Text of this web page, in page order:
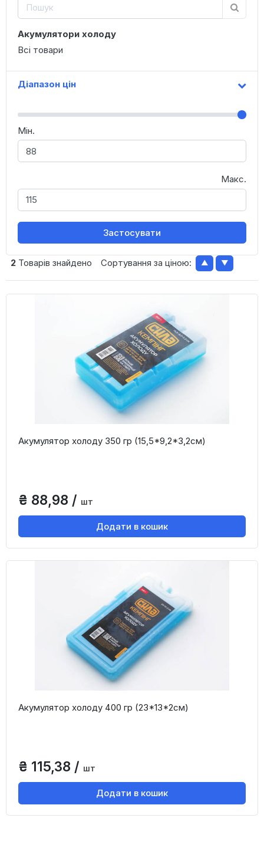
Акумулятори холоду
Всі товари
Діапазон цін
Мін.
Макс.
Застосувати
2Товарів знайдено Сортування за ціною: ▲ ▼
Акумулятор холоду 350 гр (15,5*9,2*3,2см)
₴ 88,98 / шт
Додати в кошик
Акумулятор холоду 400 гр (23*13*2см)
₴ 115,38 / шт
Додати в кошик